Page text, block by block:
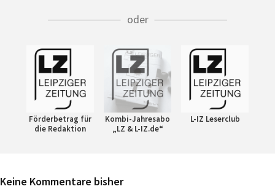
oder
Förderbetrag für
die Redaktion
Kombi-Jahresabo
„LZ & L-IZ.de“
L-IZ Leserclub
Keine Kommentare bisher